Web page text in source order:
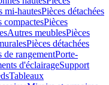
mi-hautesPièces détachées
compactesPièces
Autres meublesPièces
Pièces détachées
de rangementPorte-
d'éclairageSupport
Tableaux